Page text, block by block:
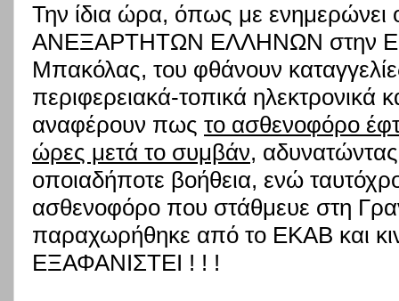
Την ίδια ώρα, όπως με ενημερώνει
ΑΝΕΞΑΡΤΗΤΩΝ ΕΛΛΗΝΩΝ στην
Μπακόλας, του φθάνουν
περιφερειακά-τοπικά
αναφέρουν πως το ασθενοφόρο
ώρες μετά το συμβάν,
οποιαδήποτε βοήθεια, ενώ
ασθενοφόρο που στάθμευε στη
παραχωρήθηκε από το ΕΚΑΒ και
ΕΞΑΦΑΝΙΣΤΕΙ ! ! !